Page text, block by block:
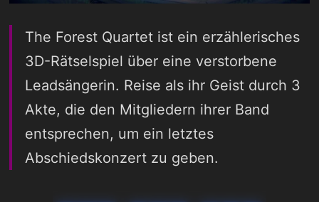
The Forest Quartet ist ein erzählerisches
3D-Rätselspiel über eine verstorbene
Leadsängerin. Reise als ihr Geist durch 3
Akte, die den Mitgliedern ihrer Band
entsprechen, um ein letztes
Abschiedskonzert zu geben.